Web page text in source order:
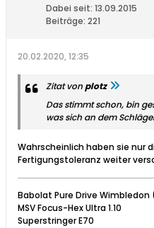
Dabei seit: 13.09.2015
Beiträge: 221
20.02.2020, 12:35
Zitat vonplotz
Das stimmt schon, bin
was sich an dem
Wahrscheinlich haben sie nur
Fertigungstoleranz weiter
Babolat Pure Drive Wimbledon
MSV Focus-Hex Ultra 1.10
Superstringer E70